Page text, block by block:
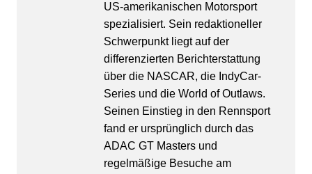
US-amerikanischen Motorsport
spezialisiert. Sein redaktioneller
Schwerpunkt liegt auf der
differenzierten Berichterstattung
über die NASCAR, die IndyCar-
Series und die World of Outlaws.
Seinen Einstieg in den Rennsport
fand er ursprünglich durch das
ADAC GT Masters und
regelmäßige Besuche am